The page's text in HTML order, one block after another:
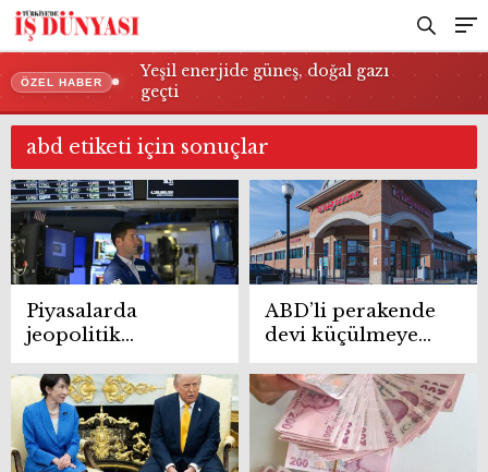
ÖZEL HABER
Yeşil enerjide güneş, doğal gazı
geçti
abd etiketi için sonuçlar
Piyasalarda
jeopolitik
iyimserlik rüzgarı
ABD’li perakende
devi küçülmeye
gidiyor mağaza
kapanışları hız
kesmiyor